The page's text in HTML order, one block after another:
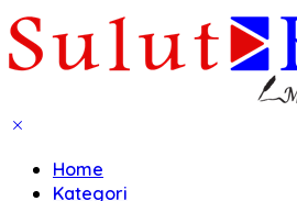
Home
Kategori